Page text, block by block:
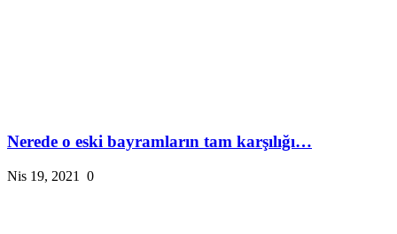
Nerede o eski bayramların tam karşılığı…
Nis 19, 2021 0